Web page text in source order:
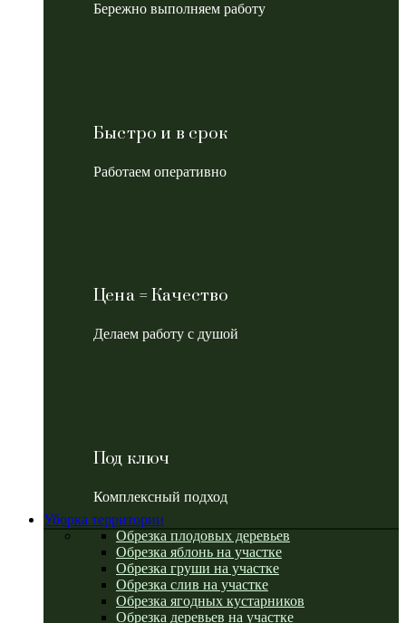
Бережно выполняем работу
Быстро и в срок
Работаем оперативно
Цена = Качество
Делаем работу с душой
Под ключ
Комплексный подход
Уборка территории
Обрезка плодовых деревьев
Обрезка яблонь на участке
Обрезка груши на участке
Обрезка слив на участке
Обрезка ягодных кустарников
Обрезка деревьев на участке